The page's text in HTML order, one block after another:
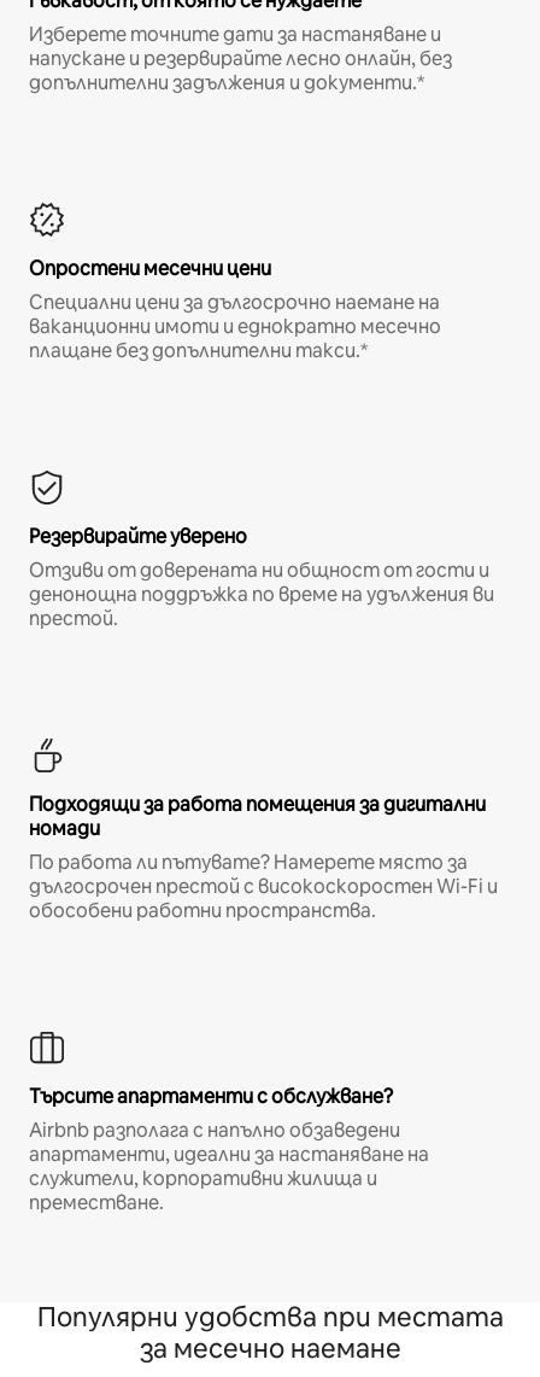
Изберете точните дати за настаняване и
напускане и резервирайте лесно онлайн, без
допълнителни задължения и документи.*
Опростени месечни цени
Специални цени за дългосрочно наемане на
ваканционни имоти и еднократно месечно
плащане без допълнителни такси.*
Резервирайте уверено
Отзиви от доверената ни общност от гости и
денонощна поддръжка по време на удължения ви
престой.
Подходящи за работа помещения за дигитални
номади
По работа ли пътувате? Намерете място за
дългосрочен престой с високоскоростен Wi-Fi и
обособени работни пространства.
Търсите апартаменти с обслужване?
Airbnb разполага с напълно обзаведени
апартаменти, идеални за настаняване на
служители, корпоративни жилища и
преместване.
Популярни удобства при местата
за месечно наемане